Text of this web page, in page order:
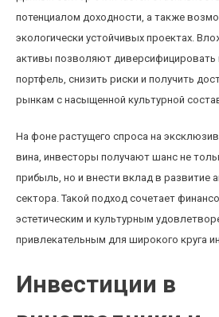
потенциалом доходности, а также
экологически устойчивых проектах.
активы позволяют диверсифицировать
портфель, снизить риски и получить
рынкам с насыщенной культурной
На фоне растущего спроса на
вина, инвесторы получают шанс не
прибыль, но и внести вклад в развитие
сектора. Такой подход сочетает
эстетическим и культурным
привлекательным для широкого круга
Инвестиции в